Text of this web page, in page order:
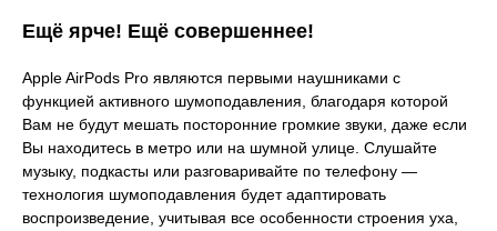
Ещё ярче! Ещё совершеннее!
Apple AirPods Pro являются первыми наушниками с
функцией активного шумоподавления, благодаря которой
Вам не будут мешать посторонние громкие звуки, даже если
Вы находитесь в метро или на шумной улице. Слушайте
музыку, подкасты или разговаривайте по телефону —
технология шумоподавления будет адаптировать
воспроизведение, учитывая все особенности строения уха,